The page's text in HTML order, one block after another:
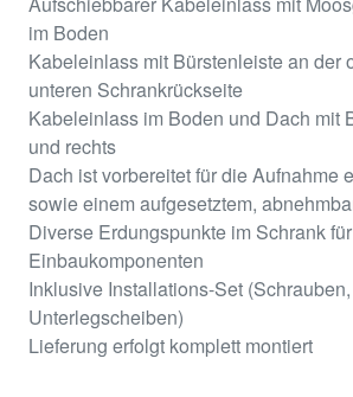
im Boden
Kabeleinlass mit Bürstenleiste an der
unteren Schrankrückseite
Kabeleinlass im Boden und Dach mit
und rechts
Dach ist vorbereitet für die Aufnahme
sowie einem aufgesetztem,
Diverse Erdungspunkte im Schrank für
Einbaukomponenten
Inklusive Installations-Set
Unterlegscheiben)
Lieferung erfolgt komplett montiert